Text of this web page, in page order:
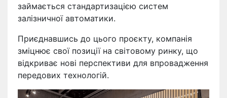
займається стандартизацією систем
залізничної автоматики.
Приєднавшись до цього проєкту, компанія
зміцнює свої позиції на світовому ринку, що
відкриває нові перспективи для впровадження
передових технологій.